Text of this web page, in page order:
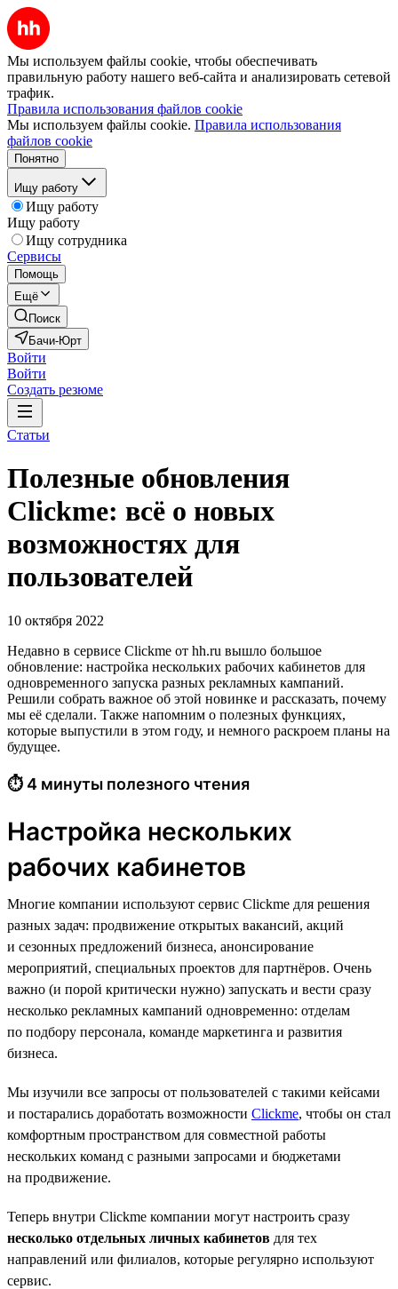
Мы используем файлы cookie, чтобы обеспечивать
правильную работу нашего веб-сайта и анализировать сетевой
трафик.
Правила использования файлов cookie
Мы используем файлы cookie. Правила использования
файлов cookie
Понятно
Ищу работу
Ищу работу
Ищу работу
Ищу сотрудника
Сервисы
Помощь
Ещё
Поиск
Бачи-Юрт
Войти
Войти
Создать резюме
Статьи
Полезные обновления
Clickme: всё о новых
возможностях для
пользователей
10 октября 2022
Недавно в сервисе Clickme от hh.ru вышло большое
обновление: настройка нескольких рабочих кабинетов для
одновременного запуска разных рекламных кампаний.
Решили собрать важное об этой новинке и рассказать, почему
мы её сделали. Также напомним о полезных функциях,
которые выпустили в этом году, и немного раскроем планы на
будущее.
⏱ 4 минуты полезного чтения
Настройка нескольких
рабочих кабинетов
Многие компании используют сервис Clickme для решения
разных задач: продвижение открытых вакансий, акций
и сезонных предложений бизнеса, анонсирование
мероприятий, специальных проектов для партнёров. Очень
важно (и порой критически нужно) запускать и вести сразу
несколько рекламных кампаний одновременно: отделам
по подбору персонала, команде маркетинга и развития
бизнеса.
Мы изучили все запросы от пользователей с такими кейсами
и постарались доработать возможности Clickme, чтобы он стал
комфортным пространством для совместной работы
нескольких команд с разными запросами и бюджетами
на продвижение.
Теперь внутри Clickme компании могут настроить сразу
несколько отдельных личных кабинетов для тех
направлений или филиалов, которые регулярно используют
сервис.